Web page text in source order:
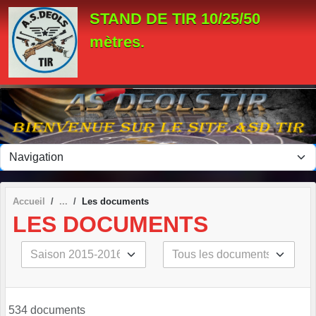
STAND DE TIR 10/25/50
mètres.
Accueil Les documents
LES DOCUMENTS
534 documents
Panneau de gestion des cookies